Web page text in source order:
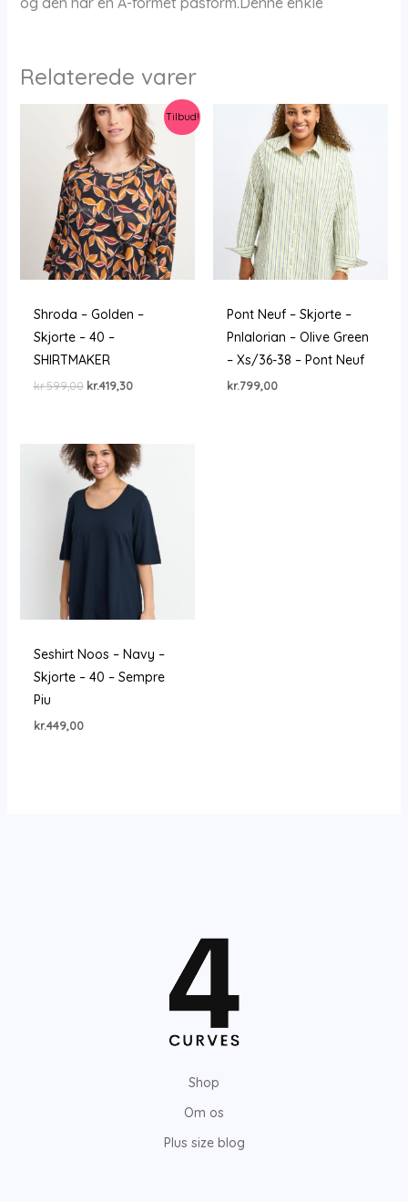
Relaterede varer
Tilbud!
Shroda – Golden –
Skjorte – 40 –
SHIRTMAKER
kr.599,00 Den
kr.599,00.
kr.419,30Den
kr.419,30.
Pont Neuf – Skjorte –
Pnlalorian – Olive Green
– Xs/36-38 – Pont Neuf
kr.799,00
Seshirt Noos – Navy –
Skjorte – 40 – Sempre
Piu
kr.449,00
Shop
Om os
Plus size blog